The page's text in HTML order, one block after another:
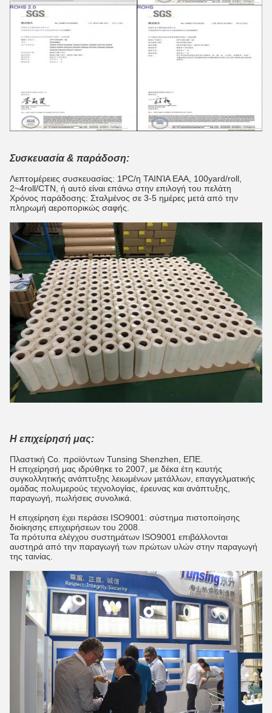
Συσκευασία & παράδοση:
Λεπτομέρειες συσκευασίας: 1PC/η ΤΑΙΝΊΑ EAA, 100yard/roll,
2~4roll/CTN, ή αυτό είναι επάνω στην επιλογή του πελάτη
Χρόνος παράδοσης: Σταλμένος σε 3-5 ημέρες μετά από την
πληρωμή αεροπορικώς σαφής.
Η επιχείρησή μας:
Πλαστική Co. προϊόντων Tunsing Shenzhen, ΕΠΕ.
Η επιχείρησή μας ιδρύθηκε το 2007, με δέκα έτη καυτής
συγκολλητικής ανάπτυξης λειωμένων μετάλλων, επαγγελματικής
ομάδας πολυμερούς τεχνολογίας, έρευνας και ανάπτυξης,
παραγωγή, πωλήσεις συνολικά.
Η επιχείρηση έχει περάσει ISO9001: σύστημα πιστοποίησης
διοίκησης επιχειρήσεων του 2008.
Τα πρότυπα ελέγχου συστημάτων ISO9001 επιβάλλονται
αυστηρά από την παραγωγή των πρώτων υλών στην παραγωγή
της ταινίας.